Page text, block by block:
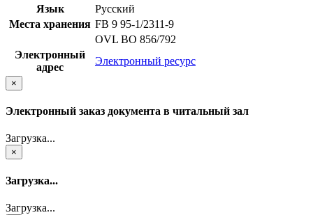
Язык
Русский
Места хранения FB 9 95-1/2311-9
OVL ВО 856/792
Электронный
адрес
Электронный ресурс
×
Электронный заказ документа в читальный зал
Загрузка...
×
Загрузка...
Загрузка...